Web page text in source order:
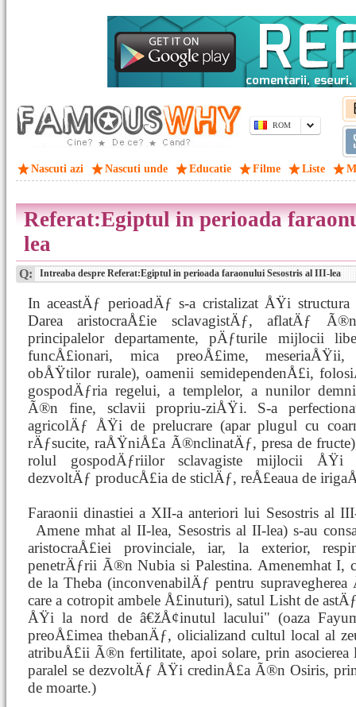
ROM
Nascuti azi Nascuti unde Educatie Filme Liste
Referat:Egiptul in perioada
lea
Q: Intreaba despre Referat:Egiptul in perioada faraonului Sesostris al III-lea
In aceastÄƒ perioadÄƒ s-a cristalizat ÅŸi structura
Darea aristocraÅ£ie sclavagistÄƒ, aflatÄƒ
principalelor departamente, pÄƒturile mijlocii
funcÅ£ionari, mica preoÅ£ime, meseriaÅŸii,
obÅŸtilor rurale), oamenii semidependenÅ£i,
gospodÄƒria regelui, a templelor, a nunilor
Ã®n fine, sclavii propriu-ziÅŸi. S-a
agricolÄƒ ÅŸi de prelucrare (apar plugul cu
rÄƒsucite, raÅŸniÅ£a Ã®nclinatÄƒ, presa de
rolul gospodÄƒriilor sclavagiste mijlocii ÅŸi
dezvoltÄƒ producÅ£ia de sticlÄƒ, reÅ£eaua de
Faraonii dinastiei a XII-a anteriori lui Sesostris al
Amenemhat al II-lea, Sesostris al II-lea) s-au
aristocraÅ£iei provinciale, iar, la exterior,
penetrÄƒrii Ã®n Nubia si Palestina. Amenemhat I,
de la Theba (inconvenabilÄƒ pentru
care a cotropit ambele Å£inuturi), satul Lisht de
ÅŸi la nord de â€žÅ¢inutul lacului" (oaza
preoÅ£imea thebanÄƒ, olicializand cultul local al
atribuÅ£ii Ã®n fertilitate, apoi solare, prin
paralel se dezvoltÄƒ ÅŸi credinÅ£a Ã®n Osiris,
de moarte.)